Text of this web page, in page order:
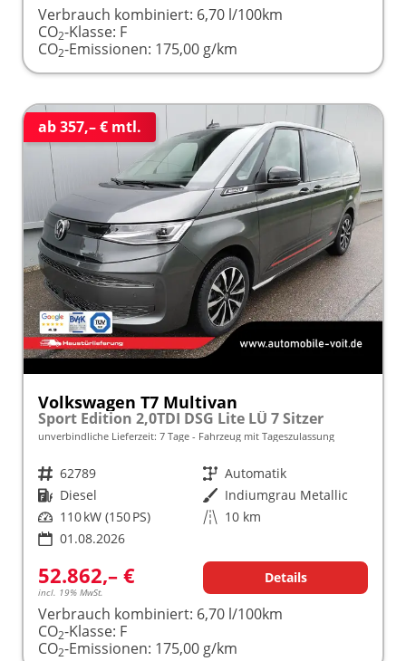
Verbrauch kombiniert: 6,70 l/100km
CO2-Klasse: F
CO2-Emissionen: 175,00 g/km
ab 357,– € mtl.
Volkswagen T7 Multivan
Sport Edition 2,0TDI DSG Lite LÜ 7 Sitzer
unverbindliche Lieferzeit: 7 Tage Fahrzeug mit Tageszulassung
Fahrzeugnr. 62789 Getriebe Automatik
Kraftstoff Diesel Außenfarbe Indiumgrau Metallic
Leistung 110 kW (150 PS) Kilometerstand 10 km
01.08.2026
52.862,– €
incl. 19% MwSt.
Details
Verbrauch kombiniert: 6,70 l/100km
CO2-Klasse: F
CO2-Emissionen: 175,00 g/km